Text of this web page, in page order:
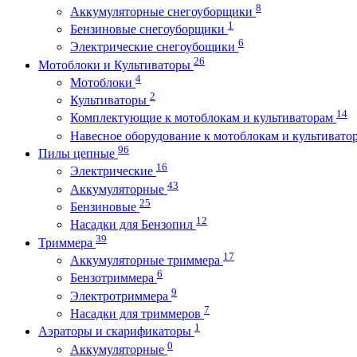
Аккумуляторные снегоуборщики 8
Бензиновые снегоуборщики 1
Электрические снегоубощики 6
Мотоблоки и Культиваторы 26
Мотоблоки 4
Культиваторы 2
Комплектующие к мотоблокам и культиваторам 14
Навесное оборудование к мотоблокам и
Пилы цепные 96
Электрические 16
Аккумуляторные 43
Бензиновые 25
Насадки для Бензопил 12
Триммера 39
Аккумуляторные триммера 17
Бензотриммера 6
Электротриммера 9
Насадки для триммеров 7
Аэраторы и скарификаторы 1
Аккумуляторные 0